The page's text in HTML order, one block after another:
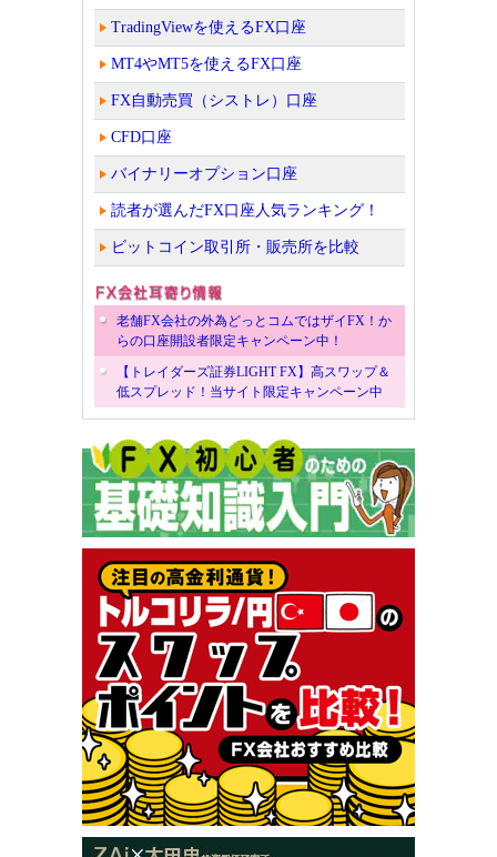
TradingViewを使えるFX口座
MT4やMT5を使えるFX口座
FX自動売買（シストレ）口座
CFD口座
バイナリーオプション口座
読者が選んだFX口座人気ランキング！
ビットコイン取引所・販売所を比較
老舗FX会社の外為どっとコムではザイFX！か
らの口座開設者限定キャンペーン中！
【トレイダーズ証券LIGHT FX】高スワップ＆
低スプレッド！当サイト限定キャンペーン中